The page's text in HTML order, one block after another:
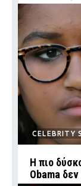
CELEBRITY
Η πιο
Obama